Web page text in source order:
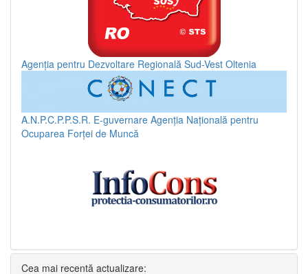
Agenția pentru Dezvoltare Regională Sud-Vest Oltenia
A.N.P.C.P.P.S.R. E-guvernare Agenția Națională pentru
Ocuparea Forței de Muncă
Cea mai recentă actualizare: